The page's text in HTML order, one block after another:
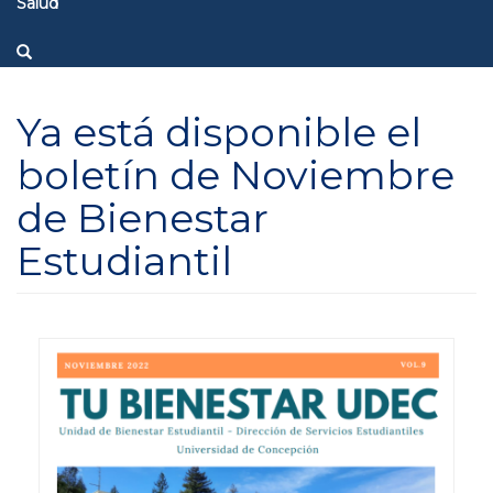
Ya está disponible el
boletín de Noviembre
de Bienestar
Estudiantil